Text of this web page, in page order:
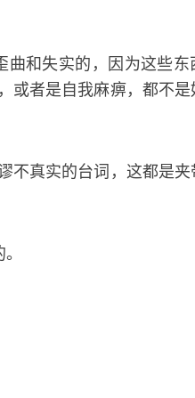
和失实的，因为这些东
或者是自我麻痹，都不是
不真实的台词，这都是夹